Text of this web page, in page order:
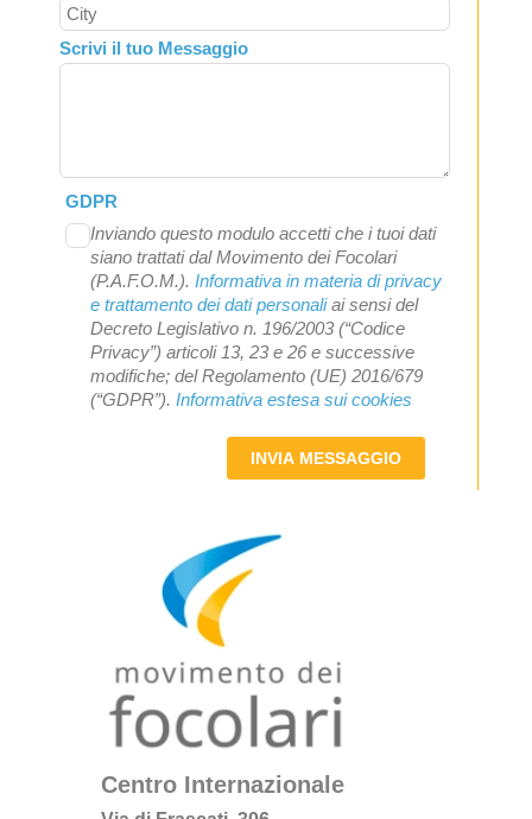
Scrivi il tuo Messaggio
GDPR
Inviando questo modulo accetti che i tuoi dati
siano trattati dal Movimento dei Focolari
(P.A.F.O.M.). Informativa in materia di privacy
e trattamento dei dati personaliai sensi del
Decreto Legislativo n. 196/2003 (“Codice
Privacy”) articoli 13, 23 e 26 e successive
modifiche; del Regolamento (UE) 2016/679
(“GDPR”). Informativa estesa sui cookies
INVIA MESSAGGIO
Centro Internazionale